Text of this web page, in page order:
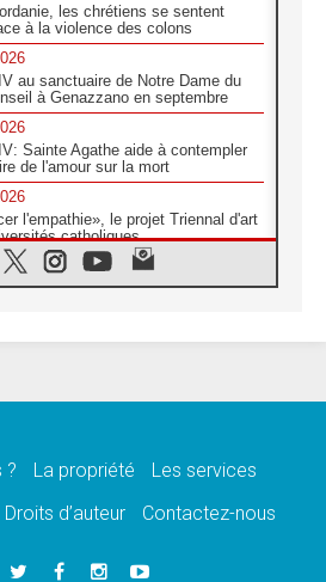
les chrétiens se sentent
à la violence des colons
au sanctuaire de Notre Dame du
à Genazzano en septembre
Sainte Agathe aide à contempler
de l'amour sur la mort
l'empathie», le projet Triennal d'art
catholiques
donner la parole aux religieuses
et mémoire nationale
commence par l'empathie» estime
? La propriété
Les services
Droits d’auteur Contactez-nous